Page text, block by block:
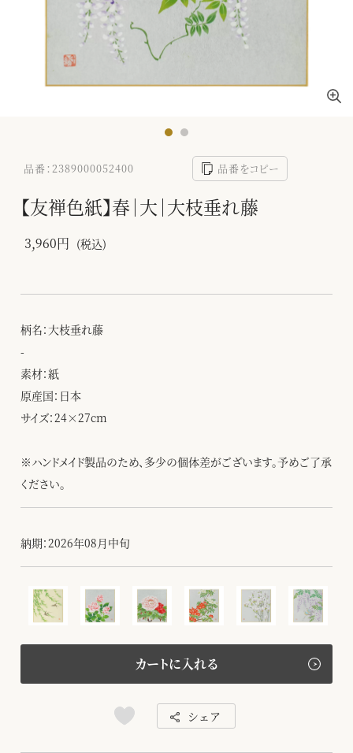
品番：2389000052400 品番をコピー
【友禅色紙】春｜大｜大枝垂れ藤
3,960円 (税込)
柄名：大枝垂れ藤
-
素材：紙
原産国：日本
サイズ：24×27cm
※ハンドメイド製品のため、多少の個体差がございます。予めご了承
ください。
納期：2026年08月中旬
カートに入れる
シェア